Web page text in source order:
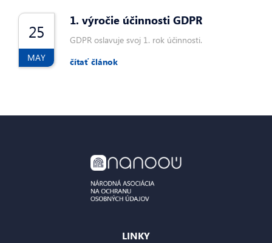
25
MAY
1. výročie účinnosti GDPR
GDPR oslavuje svoj 1. rok účinnosti.
čítať článok
LINKY